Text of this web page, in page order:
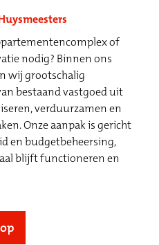
of
nodig? Binnen ons
wij grootschalig
bestaand vastgoed uit
verduurzamen en
Onze aanpak is gericht
en budgetbeheersing,
blijft functioneren en